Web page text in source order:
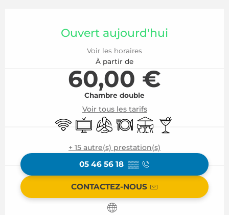
Ouvert aujourd'hui
Voir les horaires
À partir de
60,00 €
Chambre double
Voir tous les tarifs
WiFi TélévisionAir conditionné
Restaurant
TerrasseBar / Buvette
+ 15 autre(s) prestation(s)
05 46 56 18 ▒▒
CONTACTEZ-NOUS